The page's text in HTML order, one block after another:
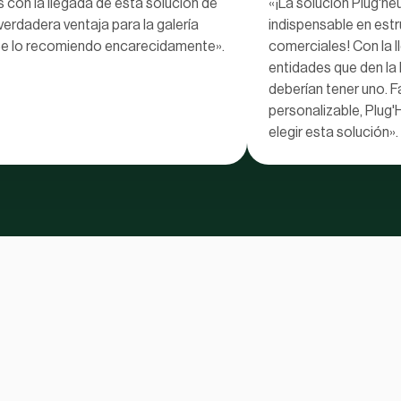
con la llegada de esta solución de
ventaja para la galería
lo recomiendo encarecidamente».
«¡La solución
indispensable en
comerciales! Con la
entidades que den la
deberían tener uno.
personalizable,
elegir esta solución».